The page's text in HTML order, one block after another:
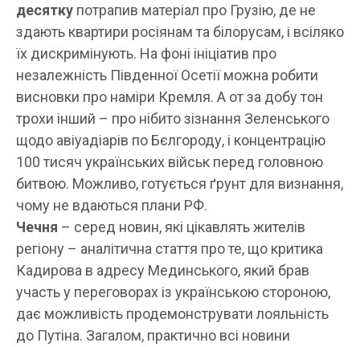
десятку потрапив матеріал про Грузію, де не
здають квартири росіянам та білорусам, і всіляко
їх дискримінують. На фоні ініціатив про
незалежність Південної Осетії можна робити
висновки про наміри Кремля. А от за добу тон
трохи інший – про нібито зізнання Зеленського
щодо авіуадіарів по Бєлгороду, і концентрацію
100 тисяч українських військ перед головною
битвою. Можливо, готується ґрунт для визнання,
чому не вдаються плани РФ.
Чечня – серед новин, які цікавлять жителів
регіону – аналітична стаття про те, що критика
Кадирова в адресу Мединського, який брав
участь у переговорах із українською стороною,
дає можливість продемонструвати лояльність
до Путіна. Загалом, практично всі новини